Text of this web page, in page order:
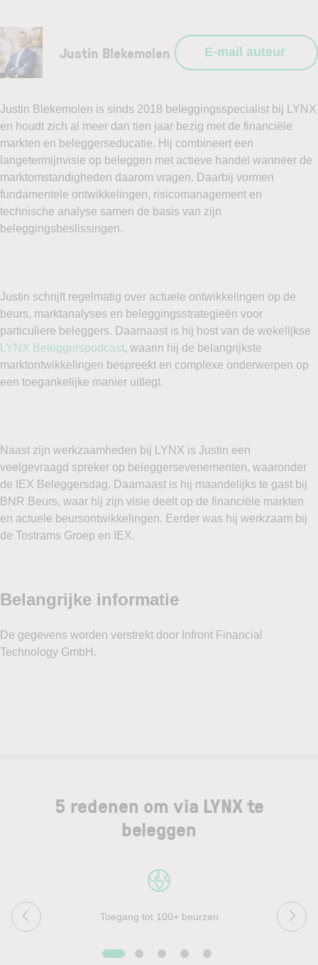
Justin Blekemolen E-mail auteur
Justin Blekemolen is sinds 2018 beleggingsspecialist bij LYNX
en houdt zich al meer dan tien jaar bezig met de financiële
markten en beleggerseducatie. Hij combineert een
langetermijnvisie op beleggen met actieve handel wanneer de
marktomstandigheden daarom vragen. Daarbij vormen
fundamentele ontwikkelingen, risicomanagement en
technische analyse samen de basis van zijn
beleggingsbeslissingen.
Justin schrijft regelmatig over actuele ontwikkelingen op de
beurs, marktanalyses en beleggingsstrategieën voor
particuliere beleggers. Daarnaast is hij host van de wekelijkse
LYNX Beleggerspodcast, waarin hij de belangrijkste
marktontwikkelingen bespreekt en complexe onderwerpen op
een toegankelijke manier uitlegt.
Naast zijn werkzaamheden bij LYNX is Justin een
veelgevraagd spreker op beleggersevenementen, waaronder
de IEX Beleggersdag. Daarnaast is hij maandelijks te gast bij
BNR Beurs, waar hij zijn visie deelt op de financiële markten
en actuele beursontwikkelingen. Eerder was hij werkzaam bij
de Tostrams Groep en IEX.
5 redenen om via LYNX te
beleggen
Toegang tot 100+ beurzen